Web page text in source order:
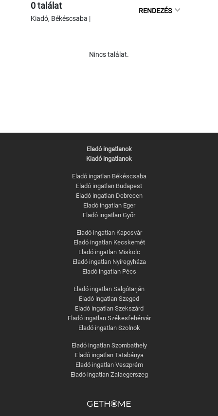
0 találat
RENDEZÉS
Kiadó, Békéscsaba |
Nincs találat.
Eladó ingatlanok
Kiadó ingatlanok
Eladó ingatlan Békéscsaba
Eladó ingatlan Budapest
Eladó ingatlan Debrecen
Eladó ingatlan Eger
Eladó ingatlan Győr
Eladó ingatlan Kaposvár
Eladó ingatlan Kecskemét
Eladó ingatlan Miskolc
Eladó ingatlan Nyíregyháza
Eladó ingatlan Pécs
Eladó ingatlan Salgótarján
Eladó ingatlan Szeged
Eladó ingatlan Szekszárd
Eladó ingatlan Székesfehérvár
Eladó ingatlan Szolnok
Eladó ingatlan Szombathely
Eladó ingatlan Tatabánya
Eladó ingatlan Veszprém
Eladó ingatlan Zalaegerszeg